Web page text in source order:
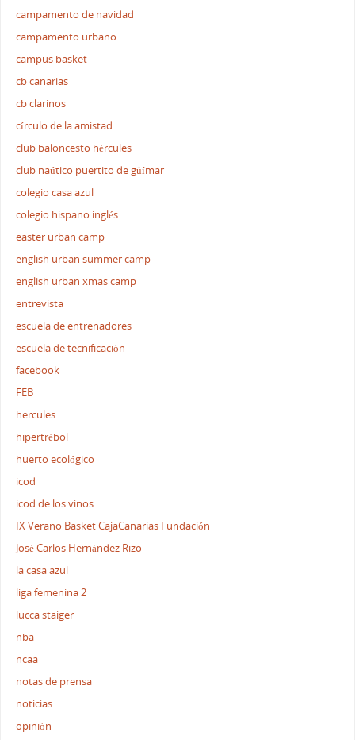
campamento de navidad
campamento urbano
campus basket
cb canarias
cb clarinos
círculo de la amistad
club baloncesto hércules
club naútico puertito de güímar
colegio casa azul
colegio hispano inglés
easter urban camp
english urban summer camp
english urban xmas camp
entrevista
escuela de entrenadores
escuela de tecnificación
facebook
FEB
hercules
hipertrébol
huerto ecológico
icod
icod de los vinos
IX Verano Basket CajaCanarias Fundación
José Carlos Hernández Rizo
la casa azul
liga femenina 2
lucca staiger
nba
ncaa
notas de prensa
noticias
opinión